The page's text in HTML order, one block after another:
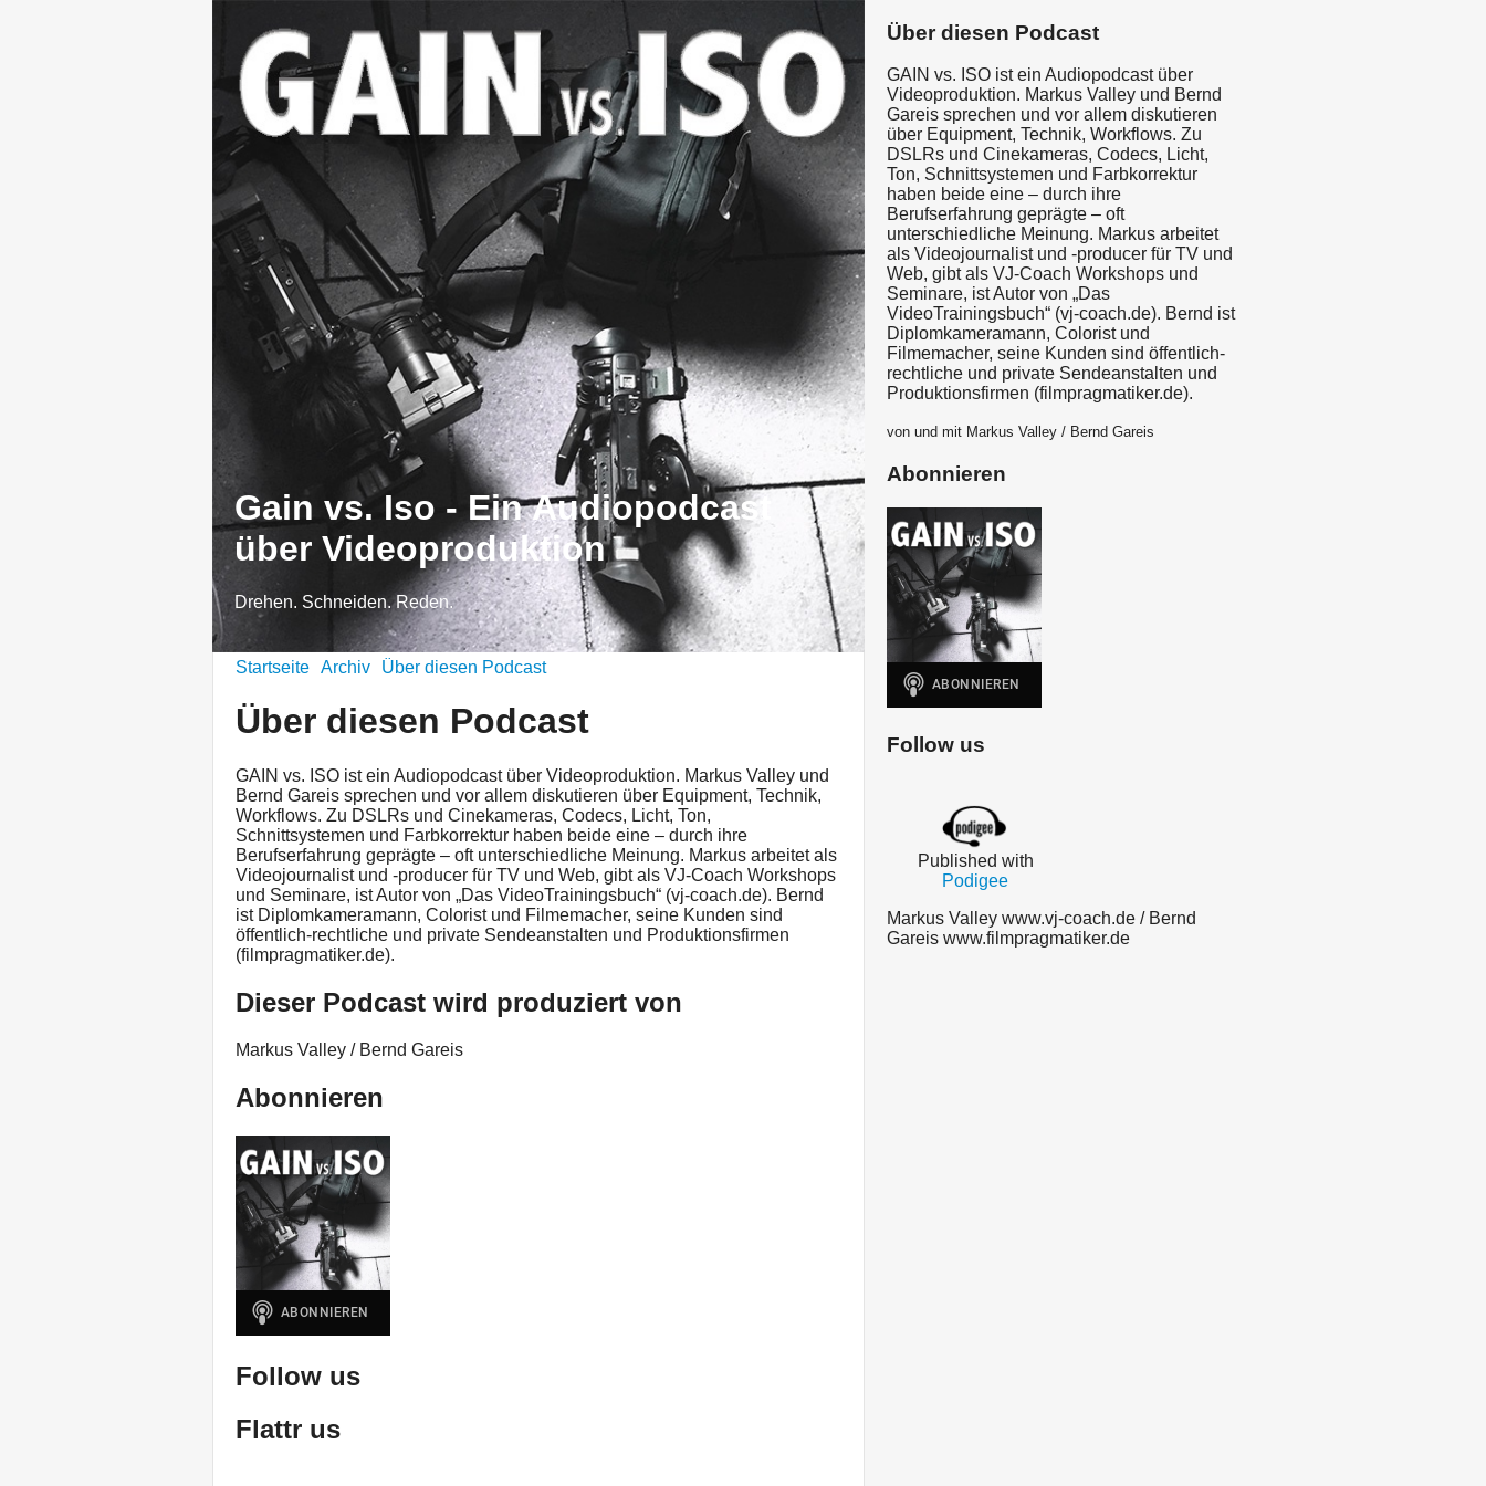
Gain vs. Iso - Ein Audiopodcast
über Videoproduktion
Drehen. Schneiden. Reden.
Startseite Archiv Über diesen Podcast
Über diesen Podcast
GAIN vs. ISO ist ein Audiopodcast über Videoproduktion. Markus Valley und
Bernd Gareis sprechen und vor allem diskutieren über Equipment, Technik,
Workflows. Zu DSLRs und Cinekameras, Codecs, Licht, Ton,
Schnittsystemen und Farbkorrektur haben beide eine – durch ihre
Berufserfahrung geprägte – oft unterschiedliche Meinung. Markus arbeitet als
Videojournalist und -producer für TV und Web, gibt als VJ-Coach Workshops
und Seminare, ist Autor von „Das VideoTrainingsbuch“ (vj-coach.de). Bernd
ist Diplomkameramann, Colorist und Filmemacher, seine Kunden sind
öffentlich-rechtliche und private Sendeanstalten und Produktionsfirmen
(filmpragmatiker.de).
Dieser Podcast wird produziert von
Markus Valley / Bernd Gareis
Abonnieren
Follow us
Flattr us
Über diesen Podcast
GAIN vs. ISO ist ein Audiopodcast über
Videoproduktion. Markus Valley und Bernd
Gareis sprechen und vor allem diskutieren
über Equipment, Technik, Workflows. Zu
DSLRs und Cinekameras, Codecs, Licht,
Ton, Schnittsystemen und Farbkorrektur
haben beide eine – durch ihre
Berufserfahrung geprägte – oft
unterschiedliche Meinung. Markus arbeitet
als Videojournalist und -producer für TV und
Web, gibt als VJ-Coach Workshops und
Seminare, ist Autor von „Das
VideoTrainingsbuch“ (vj-coach.de). Bernd ist
Diplomkameramann, Colorist und
Filmemacher, seine Kunden sind öffentlich-
rechtliche und private Sendeanstalten und
Produktionsfirmen (filmpragmatiker.de).
von und mit Markus Valley / Bernd Gareis
Abonnieren
Follow us
Published with
Podigee
Markus Valley www.vj-coach.de / Bernd
Gareis www.filmpragmatiker.de